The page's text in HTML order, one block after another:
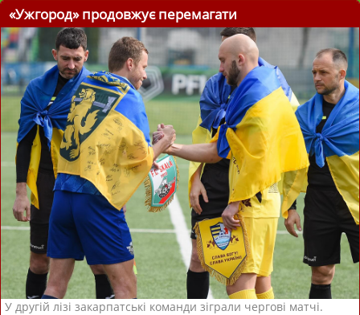
«Ужгород» продовжує перемагати
У другій лізі закарпатські команди зіграли чергові матчі.